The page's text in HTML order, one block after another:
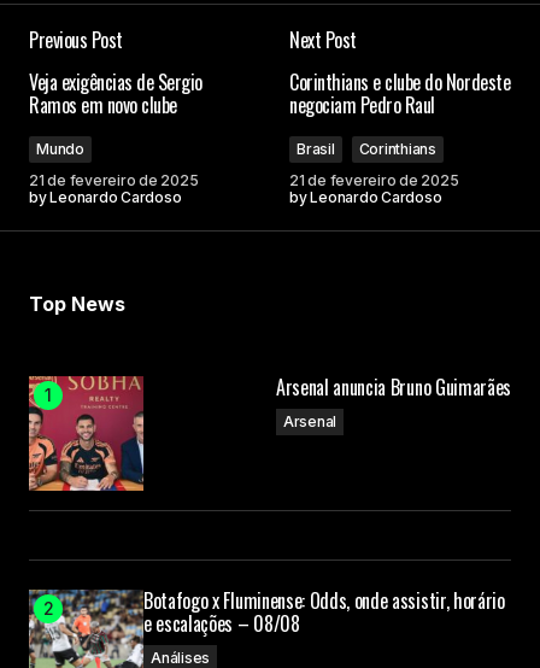
Previous Post
Veja exigências de Sergio
Ramos em novo clube
Mundo
21 de fevereiro de 2025
byLeonardo Cardoso
Next Post
Corinthians e clube do Nordeste
negociam Pedro Raul
Brasil
Corinthians
21 de fevereiro de 2025
byLeonardo Cardoso
Top News
Arsenal anuncia Bruno Guimarães
Arsenal
Botafogo x Fluminense: Odds, onde assistir, horário
e escalações – 08/08
Análises